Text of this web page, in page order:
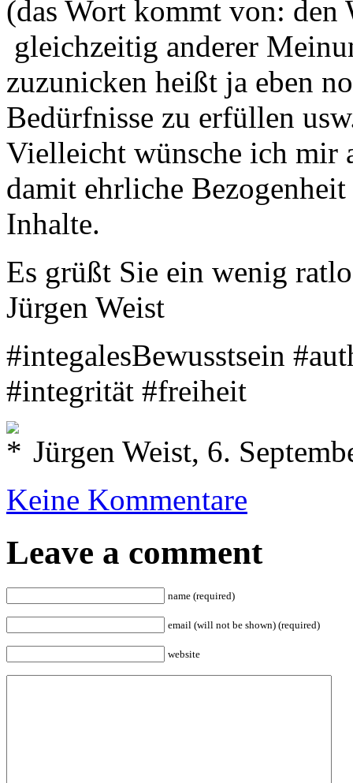
(das Wort kommt von: den
gleichzeitig anderer
zuzunicken heißt ja eben
Bedürfnisse zu erfüllen
Vielleicht wünsche ich mir
damit ehrliche
Inhalte.
Es grüßt Sie ein wenig
Jürgen Weist
#integalesBewusstsein
#integrität #freiheit
Jürgen Weist, 6.
Keine Kommentare
Leave a comment
name (required)
email (will not be shown) (required)
website